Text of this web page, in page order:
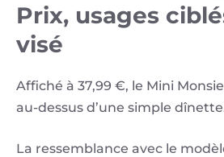
Prix, usages
visé
Affiché à 37,99 €, le Mini
au-dessus d’une simple
La ressemblance avec le